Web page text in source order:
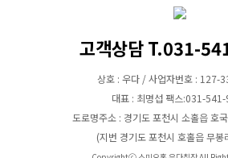
고객상담 T.031-
상호 : 우다 / 사업자번호 : 127-
대표 : 최명섭 팩스:031-
도로명주소 : 경기도 포천시 소홀읍 호
(지번 경기도 포천시 호홀읍 무